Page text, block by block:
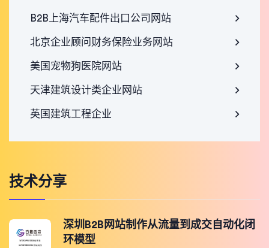
B2B上海汽车配件出口公司网站
北京企业顾问财务保险业务网站
美国宠物狗医院网站
天津建筑设计类企业网站
英国建筑工程企业
技术分享
深圳B2B网站制作从流量到成交自动化闭
环模型